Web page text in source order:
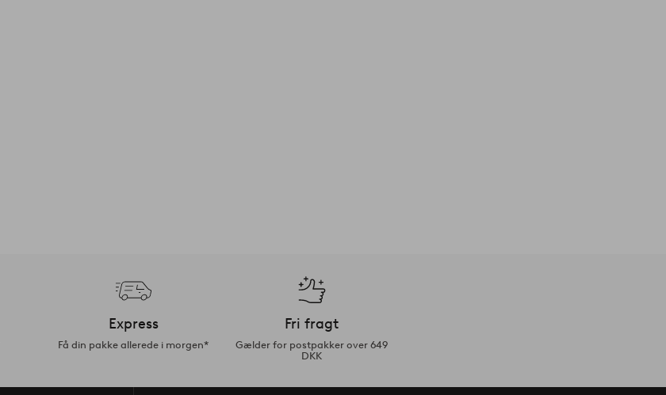
Express
Få din pakke allerede i morgen*
Fri fragt
Gælder for postpakker over 649
DKK